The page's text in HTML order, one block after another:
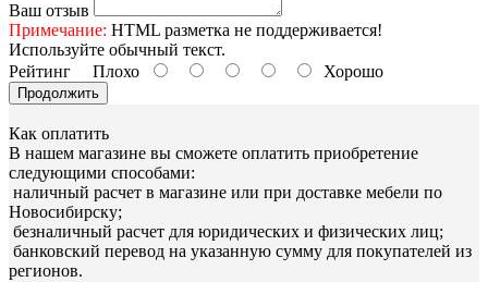
Ваш отзыв
Примечание: HTML разметка не поддерживается!
Используйте обычный текст.
Рейтинг Плохо Хорошо
Продолжить
Как оплатить
В нашем магазине вы сможете оплатить приобретение
следующими способами:
наличный расчет в магазине или при доставке мебели по
Новосибирску;
безналичный расчет для юридических и физических лиц;
банковский перевод на указанную сумму для покупателей из
регионов.